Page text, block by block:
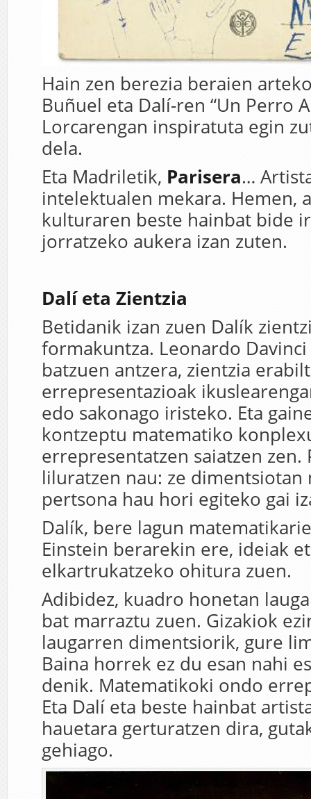
Hain zen berezia beraien
Buñuel eta Dalí-ren “Un Perro
Lorcarengan inspiratuta egin
dela.
Eta Madriletik, Parisera…
intelektualen mekara. Hemen,
kulturaren beste hainbat bide
jorratzeko aukera izan zuten.
Dalí eta Zientzia
Betidanik izan zuen Dalík
formakuntza. Leonardo
batzuen antzera, zientzia
errepresentazioak
edo sakonago iristeko. Eta
kontzeptu matematiko
errepresentatzen saiatzen zen.
liluratzen nau: ze dimentsiotan
pertsona hau hori egiteko gai
Dalík, bere lagun
Einstein berarekin ere, ideiak
elkartrukatzeko ohitura zuen.
Adibidez, kuadro honetan
bat marraztu zuen. Gizakiok
laugarren dimentsiorik, gure
Baina horrek ez du esan nahi
denik. Matematikoki ondo
Eta Dalí eta beste hainbat
hauetara gerturatzen dira,
gehiago.